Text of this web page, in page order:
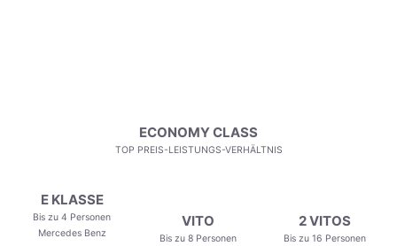
ECONOMY CLASS
TOP PREIS-LEISTUNGS-VERHÄLTNIS
E KLASSE
Bis zu 4 Personen
Mercedes Benz
VITO
Bis zu 8 Personen
2 VITOS
Bis zu 16 Personen